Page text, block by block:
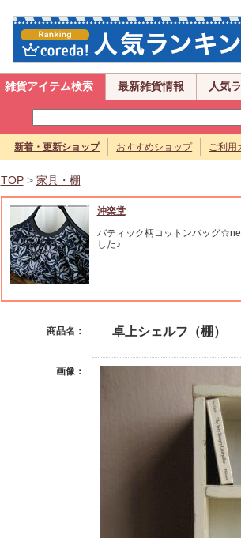
雑貨アイテム検索 最新雑貨情報 人気
新着・更新ショップ おすすめショップ ご利用
TOP> 家具・棚
沖楽堂
バティック柄コットンバッグ
した♪
商品名： 卓上シェルフ（棚）
画像：